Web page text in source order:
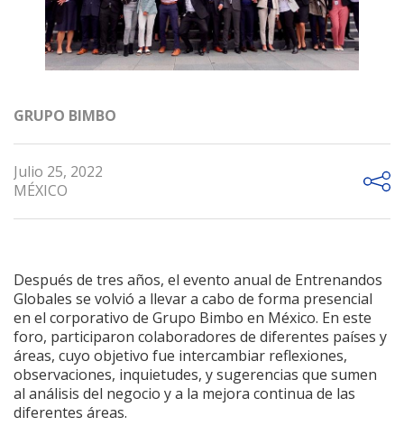
GRUPO BIMBO
Julio 25, 2022
MÉXICO
Después de tres años, el evento anual de Entrenandos
Globales se volvió a llevar a cabo de forma presencial
en el corporativo de Grupo Bimbo en México. En este
foro, participaron colaboradores de diferentes países y
áreas, cuyo objetivo fue intercambiar reflexiones,
observaciones, inquietudes, y sugerencias que sumen
al análisis del negocio y a la mejora continua de las
diferentes áreas.